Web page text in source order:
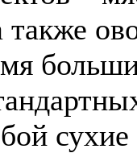
также